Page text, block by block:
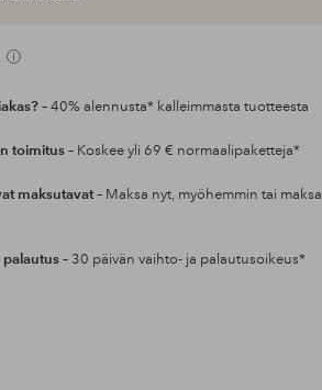
– 40% alennusta* kalleimmasta tuotteesta
toimitus– Koskee yli 69 € normaalipaketteja*
maksutavat– Maksa nyt, myöhemmin tai maksa
– 30 päivän vaihto- ja palautusoikeus*